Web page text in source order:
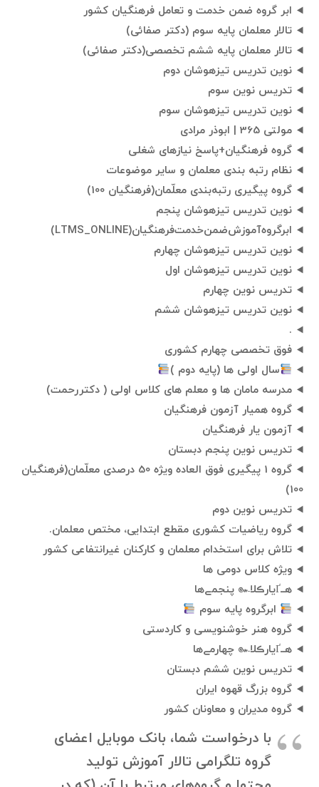
ابر گروه ضمن خدمت و تعامل فرهنگیان کشور
تالار معلمان پایه سوم (دکتر صفائی)
تالار معلمان پایه ششم تخصصی(دکتر صفائی)
نوین تدریس تیزهوشان دوم
تدریس نوین سوم
نوین تدریس تیزهوشان سوم
مولتی 365 | ابوذر مرادی
گروه فرهنگیان+پاسخ نیازهای شغلی
نظام رتبه بندی معلمان و سایر موضوعات
گروه پیگیری رتبه‌بندی معلّمان(فرهنگیان 100)
نوین تدریس تیزهوشان پنجم
ابرگروه‌آموزش‌ضمن‌خدمت‌فرهنگيان(LTMS_ONLINE)
نوین تدریس تیزهوشان چهارم
نوین تدریس تیزهوشان اول
تدریس نوین چهارم
نوین تدریس تیزهوشان ششم
.
فوق تخصصی چهارم کشوری
سال اولی ها (پایه دوم )
مدرسه مامان ها و معلم های کلاس اولی ( دکتررحمت)
گروه همیار آزمون فرهنگیان
آزمون یار فرهنگیان
تدریس نوین پنجم دبستان
گروه 1 پیگیری فوق العاده ویژه 50 درصدی معلّمان(فرهنگیان
100)
تدریس نوین دوم
گروه ریاضیات کشوری مقطع ابتدایی، مختص معلمان.
تلاش برای استخدام معلمان و کارکنان غیرانتفاعی کشور
ویژه کلاس دومی ها
هــҐیارڪلا๛ پنجمےها
ابرگروه پایه سوم
گروه هنر خوشنویسی و کاردستی
هــҐیارڪلا๛ چهارمےها
تدریس نوین ششم دبستان
گروه بزرگ قهوه ایران
گروه مدیران و معاونان کشور
با درخواست شما، بانک موبایل اعضای
گروه تلگرامی تالار آموزش تولید